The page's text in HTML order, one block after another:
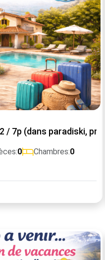
/ 7p (dans paradiski,
0 Chambres:0